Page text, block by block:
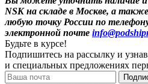
NSK на складе в Москве, а
любую точку России по
электронной почте
Будьте в курсе!
Подпишитесь на рассылку и
и специальных предложениях